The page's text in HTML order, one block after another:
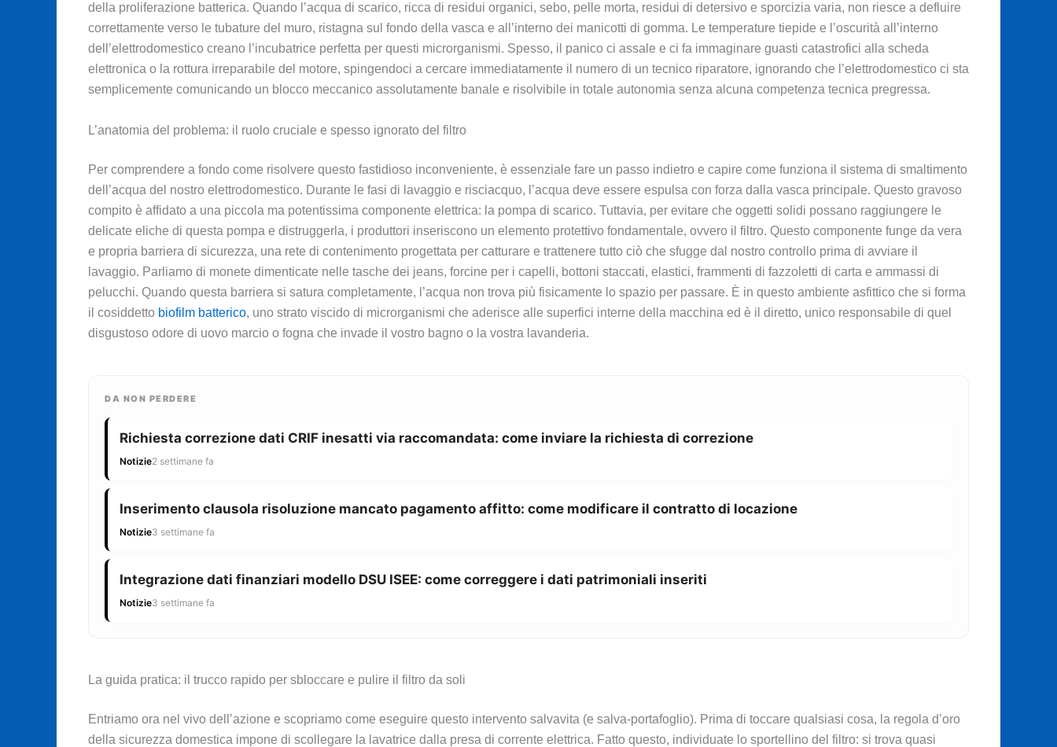
della proliferazione batterica. Quando l’acqua di scarico, ricca di residui organici, sebo, pelle morta, residui di detersivo e sporcizia varia, non riesce a defluire
correttamente verso le tubature del muro, ristagna sul fondo della vasca e all’interno dei manicotti di gomma. Le temperature tiepide e l’oscurità all’interno
dell’elettrodomestico creano l’incubatrice perfetta per questi microrganismi. Spesso, il panico ci assale e ci fa immaginare guasti catastrofici alla scheda
elettronica o la rottura irreparabile del motore, spingendoci a cercare immediatamente il numero di un tecnico riparatore, ignorando che l’elettrodomestico ci sta
semplicemente comunicando un blocco meccanico assolutamente banale e risolvibile in totale autonomia senza alcuna competenza tecnica pregressa.
L’anatomia del problema: il ruolo cruciale e spesso ignorato del filtro
Per comprendere a fondo come risolvere questo fastidioso inconveniente, è essenziale fare un passo indietro e capire come funziona il sistema di smaltimento
dell’acqua del nostro elettrodomestico. Durante le fasi di lavaggio e risciacquo, l’acqua deve essere espulsa con forza dalla vasca principale. Questo gravoso
compito è affidato a una piccola ma potentissima componente elettrica: la pompa di scarico. Tuttavia, per evitare che oggetti solidi possano raggiungere le
delicate eliche di questa pompa e distruggerla, i produttori inseriscono un elemento protettivo fondamentale, ovvero il filtro. Questo componente funge da vera
e propria barriera di sicurezza, una rete di contenimento progettata per catturare e trattenere tutto ciò che sfugge dal nostro controllo prima di avviare il
lavaggio. Parliamo di monete dimenticate nelle tasche dei jeans, forcine per i capelli, bottoni staccati, elastici, frammenti di fazzoletti di carta e ammassi di
pelucchi. Quando questa barriera si satura completamente, l’acqua non trova più fisicamente lo spazio per passare. È in questo ambiente asfittico che si forma
il cosiddetto biofilm batterico, uno strato viscido di microrganismi che aderisce alle superfici interne della macchina ed è il diretto, unico responsabile di quel
disgustoso odore di uovo marcio o fogna che invade il vostro bagno o la vostra lavanderia.
DA NON PERDERE
Richiesta correzione dati CRIF inesatti via raccomandata: come inviare la richiesta di correzione
Notizie2 settimane fa
Inserimento clausola risoluzione mancato pagamento affitto: come modificare il contratto di locazione
Notizie3 settimane fa
Integrazione dati finanziari modello DSU ISEE: come correggere i dati patrimoniali inseriti
Notizie3 settimane fa
La guida pratica: il trucco rapido per sbloccare e pulire il filtro da soli
Entriamo ora nel vivo dell’azione e scopriamo come eseguire questo intervento salvavita (e salva-portafoglio). Prima di toccare qualsiasi cosa, la regola d’oro
della sicurezza domestica impone di scollegare la lavatrice dalla presa di corrente elettrica. Fatto questo, individuate lo sportellino del filtro: si trova quasi